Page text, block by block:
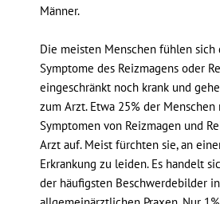
Männer.
Die meisten Menschen fühlen sich
Symptome des Reizmagens oder
eingeschränkt noch krank und
zum Arzt. Etwa 25% der
Symptomen von Reizmagen und
Arzt auf. Meist fürchten sie, an
Erkrankung zu leiden. Es handelt
der häufigsten Beschwerdebilder in